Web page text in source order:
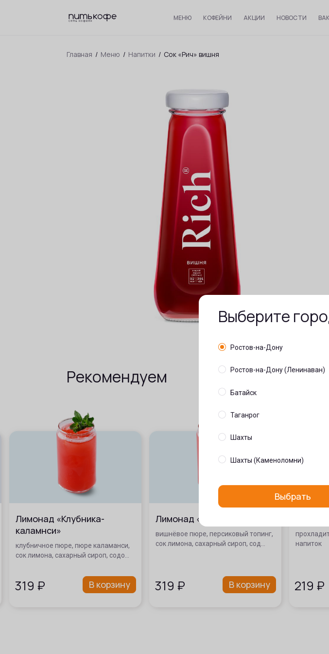
МЕНЮ КОФЕЙНИ АКЦИИ НОВОСТИ
Главная / Меню / Напитки / Сок «Рич» вишня
Рекомендуем
Лимонад «Клубника-
каламнси»
клубничное пюре, пюре каламанси,
сок лимона, сахарный сироп, содо…
319 ₽ В корзину
Лимонад «Вишня-персик»
вишнёвое пюре, персиковый топинг,
сок лимона, сахарный сироп, сод…
319 ₽ В корзину
напиток
219 ₽
Выберите
Ростов-на-Дону
Ростов-на-Дону (Ленинаван)
Батайск
Таганрог
Шахты
Шахты (Каменоломни)
Выбрать